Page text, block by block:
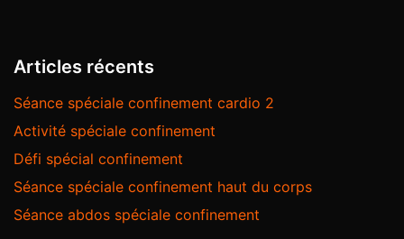
Articles récents
Séance spéciale confinement cardio 2
Activité spéciale confinement
Défi spécial confinement
Séance spéciale confinement haut du corps
Séance abdos spéciale confinement